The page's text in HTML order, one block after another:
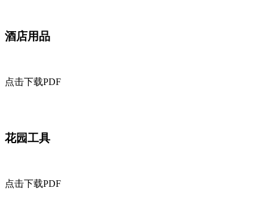
酒店用品
点击下载PDF
花园工具
点击下载PDF